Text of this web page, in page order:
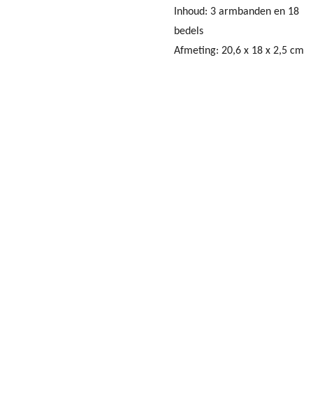
Inhoud: 3 armbanden en 18
bedels
Afmeting: 20,6 x 18 x 2,5 cm